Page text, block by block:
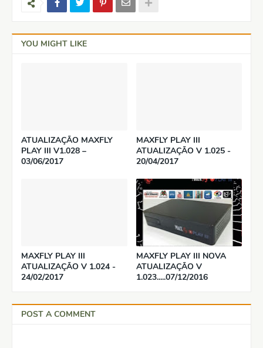
YOU MIGHT LIKE
ATUALIZAÇÃO MAXFLY
PLAY III V1.028 –
03/06/2017
MAXFLY PLAY III
ATUALIZAÇÃO V 1.025 -
20/04/2017
MAXFLY PLAY III
ATUALIZAÇÃO V 1.024 -
24/02/2017
MAXFLY PLAY III NOVA
ATUALIZAÇÃO V
1.023.....07/12/2016
POST A COMMENT